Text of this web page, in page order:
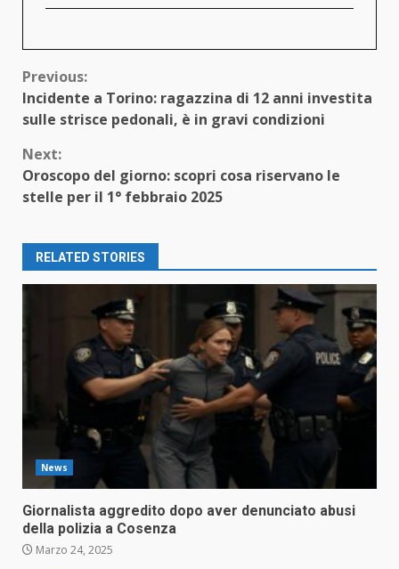
Continue
Reading
Previous:
Incidente a Torino: ragazzina di 12 anni investita
sulle strisce pedonali, è in gravi condizioni
Next:
Oroscopo del giorno: scopri cosa riservano le
stelle per il 1° febbraio 2025
RELATED STORIES
News
Giornalista aggredito dopo aver denunciato abusi
della polizia a Cosenza
Marzo 24, 2025